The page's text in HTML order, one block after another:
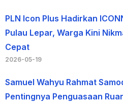
PLN Icon Plus Hadirkan
Pulau Lepar, Warga Kini
Cepat
2026-05-19
Samuel Wahyu Rahmat
Pentingnya Penguasaan